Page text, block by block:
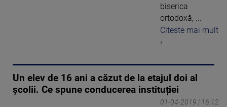
biserica
ortodoxă, ...
Citeste mai mult
›
Un elev de 16 ani a căzut de la etajul doi al
școlii. Ce spune conducerea instituției
01-04-2019 | 16:12